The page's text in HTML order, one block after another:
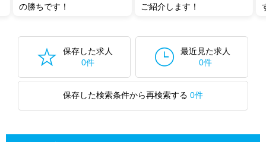
の勝ちです！
ご紹介します！
保存した求人
0件
最近見た求人
0件
保存した検索条件から再検索する 0件